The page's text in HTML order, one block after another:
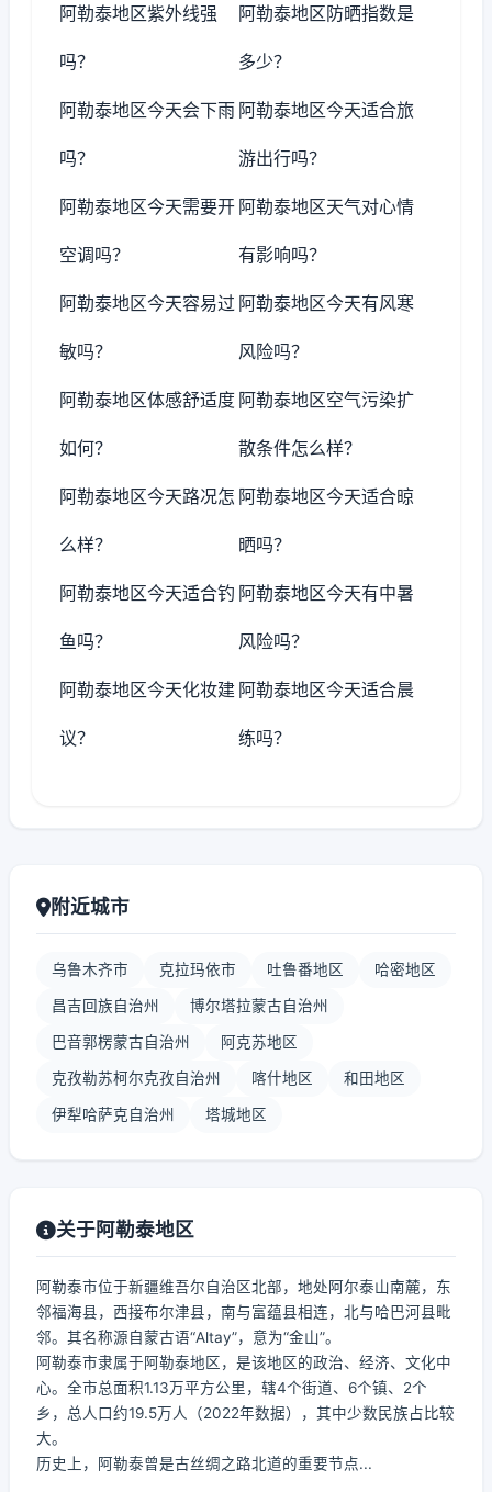
阿勒泰地区紫外线强
吗？
阿勒泰地区防晒指数是
多少？
阿勒泰地区今天会下雨
吗？
阿勒泰地区今天适合旅
游出行吗？
阿勒泰地区今天需要开
空调吗？
阿勒泰地区天气对心情
有影响吗？
阿勒泰地区今天容易过
敏吗？
阿勒泰地区今天有风寒
风险吗？
阿勒泰地区体感舒适度
如何？
阿勒泰地区空气污染扩
散条件怎么样？
阿勒泰地区今天路况怎
么样？
阿勒泰地区今天适合晾
晒吗？
阿勒泰地区今天适合钓
鱼吗？
阿勒泰地区今天有中暑
风险吗？
阿勒泰地区今天化妆建
议？
阿勒泰地区今天适合晨
练吗？
附近城市
乌鲁木齐市 克拉玛依市 吐鲁番地区 哈密地区
昌吉回族自治州 博尔塔拉蒙古自治州
巴音郭楞蒙古自治州 阿克苏地区
克孜勒苏柯尔克孜自治州 喀什地区 和田地区
伊犁哈萨克自治州 塔城地区
关于阿勒泰地区
阿勒泰市位于新疆维吾尔自治区北部，地处阿尔泰山南麓，东
邻福海县，西接布尔津县，南与富蕴县相连，北与哈巴河县毗
邻。其名称源自蒙古语“Altay”，意为“金山”。
阿勒泰市隶属于阿勒泰地区，是该地区的政治、经济、文化中
心。全市总面积1.13万平方公里，辖4个街道、6个镇、2个
乡，总人口约19.5万人（2022年数据），其中少数民族占比较
大。
历史上，阿勒泰曾是古丝绸之路北道的重要节点...